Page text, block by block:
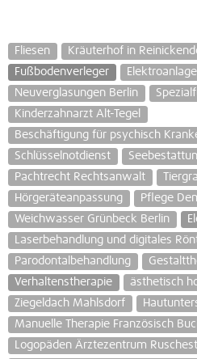
Fliesen
Kräuterhof in
Fußbodenverleger
Neuverglasungen Berlin
Kinderzahnarzt Alt-Tegel
Beschäftigung für psychisch
Schlüsselnotdienst
Pachtrecht Rechtsanwalt
Hörgeräteanpassung
Pflege
Weichwasser Grünbeck Berlin
Laserbehandlung und digitales
Parodontalbehandlung
Verhaltenstherapie
ästhetisch
Ziegeldach Mahlsdorf
Manuelle Therapie Französisch
Logopäden Ärztezentrum